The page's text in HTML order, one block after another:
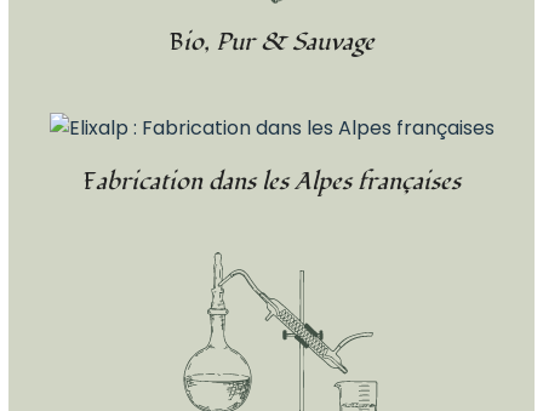
Bio, Pur & Sauvage
Fabrication dans les Alpes françaises